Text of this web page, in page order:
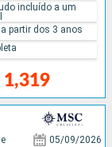
1,319
incluído a um
partir dos 3 anos
05/09/2026